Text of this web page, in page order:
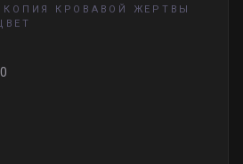
КОПИЯ КРОВАВОЙ ЖЕРТВЫ